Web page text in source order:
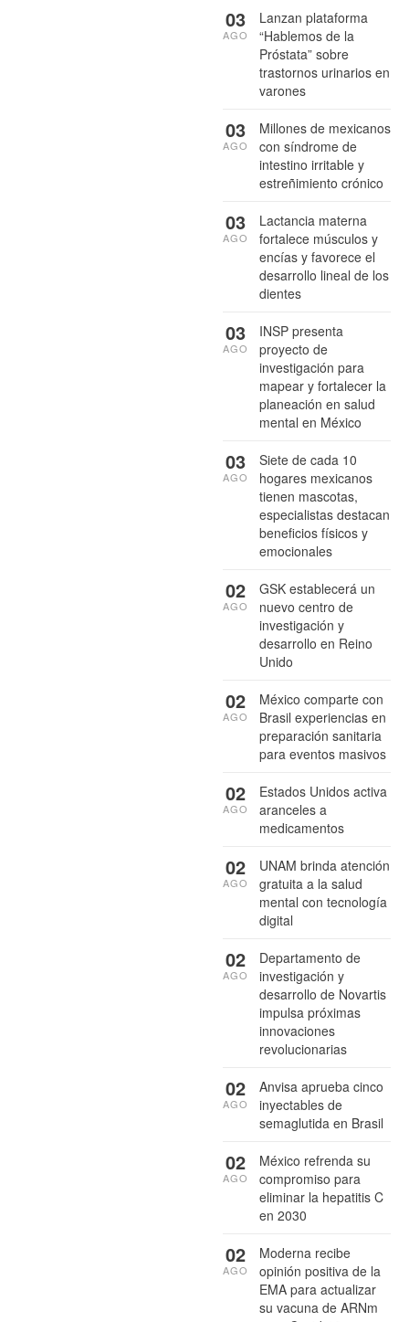
Lanzan plataforma
“Hablemos de la
Próstata” sobre
trastornos urinarios en
varones
03
AGO
Millones de mexicanos
con síndrome de
intestino irritable y
estreñimiento crónico
03
AGO
Lactancia materna
fortalece músculos y
encías y favorece el
desarrollo lineal de los
dientes
03
AGO
INSP presenta
proyecto de
investigación para
mapear y fortalecer la
planeación en salud
mental en México
03
AGO
Siete de cada 10
hogares mexicanos
tienen mascotas,
especialistas destacan
beneficios físicos y
emocionales
03
AGO
GSK establecerá un
nuevo centro de
investigación y
desarrollo en Reino
Unido
02
AGO
México comparte con
Brasil experiencias en
preparación sanitaria
para eventos masivos
02
AGO
Estados Unidos activa
aranceles a
medicamentos
02
AGO
UNAM brinda atención
gratuita a la salud
mental con tecnología
digital
02
AGO
Departamento de
investigación y
desarrollo de Novartis
impulsa próximas
innovaciones
revolucionarias
02
AGO
Anvisa aprueba cinco
inyectables de
semaglutida en Brasil
02
AGO
México refrenda su
compromiso para
eliminar la hepatitis C
en 2030
02
AGO
Moderna recibe
opinión positiva de la
EMA para actualizar
su vacuna de ARNm
02
AGO